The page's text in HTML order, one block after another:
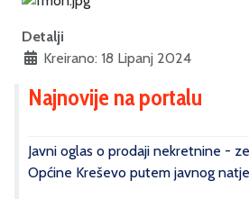
Detalji
Kreirano: 18 Lipanj 2024
Najnovije na portalu
Javni oglas o prodaji nekretnine -
Općine Kreševo putem javnog